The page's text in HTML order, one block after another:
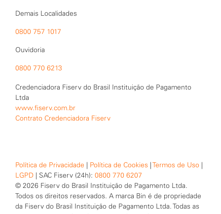
Demais Localidades
0800 757 1017
Ouvidoria
0800 770 6213
Credenciadora Fiserv do Brasil Instituição de Pagamento
Ltda
www.fiserv.com.br
Contrato Credenciadora Fiserv
Política de Privacidade | Política de Cookies |Termos de Uso |
LGPD | SAC Fiserv (24h):0800 770 6207
© 2026 Fiserv do Brasil Instituição de Pagamento Ltda.
Todos os direitos reservados. A marca Bin é de propriedade
da Fiserv do Brasil Instituição de Pagamento Ltda. Todas as